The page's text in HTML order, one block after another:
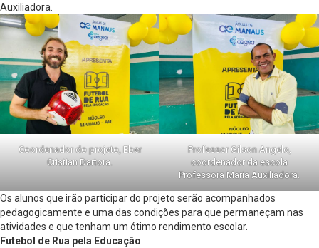
Auxiliadora.
Coordenador do projeto, Eber
Cristian Dartora.
Professor Gilson Angelo,
coordenador da escola
Professora Maria Auxiliadora.
Os alunos que irão participar do projeto serão acompanhados
pedagogicamente e uma das condições para que permaneçam nas
atividades e que tenham um ótimo rendimento escolar.
Futebol de Rua pela Educação